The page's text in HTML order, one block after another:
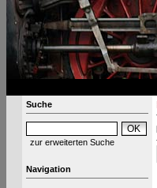
Suche
zur erweiterten Suche
Navigation